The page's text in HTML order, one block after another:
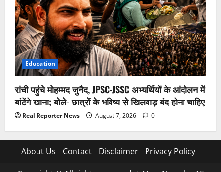
Education
रांची पहुंचे मोहम्मद जुनैद, JPSC-JSSC अभ्यर्थियों के आंदोलन में
बांटेंगे खाना; बोले- छात्रों के भविष्य से खिलवाड़ बंद होना चाहिए
Real Reporter News August 7, 2026 0
About Us Contact Disclaimer Privacy Policy